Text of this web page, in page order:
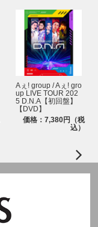
Aぇ! group / Aぇ! gro
up LIVE TOUR 202
5 D.N.A【初回盤】
【DVD】
価格：7,380円（税
込）